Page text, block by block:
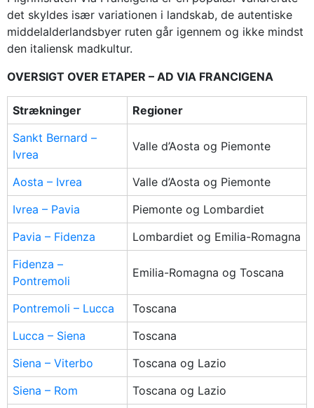
det skyldes især variationen i landskab, de autentiske
middelalderlandsbyer ruten går igennem og ikke mindst
den italiensk madkultur.
OVERSIGT OVER ETAPER – AD VIA FRANCIGENA
Strækninger
Regioner
Sankt Bernard –
Ivrea
Valle d’Aosta og Piemonte
Aosta – Ivrea
Valle d’Aosta og Piemonte
Ivrea – Pavia
Piemonte og Lombardiet
Pavia – Fidenza
Lombardiet og Emilia-Romagna
Fidenza –
Pontremoli
Emilia-Romagna og Toscana
Pontremoli – Lucca
Toscana
Lucca – Siena
Toscana
Siena – Viterbo
Toscana og Lazio
Siena – Rom
Toscana og Lazio